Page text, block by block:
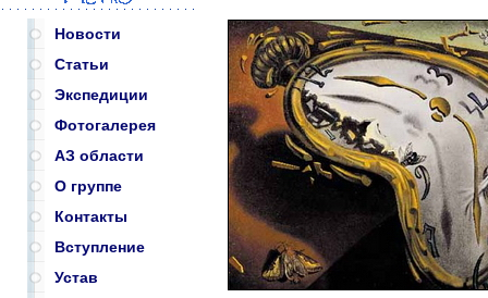
Новости
Статьи
Экспедиции
Фотогалерея
АЗ области
О группе
Контакты
Вступление
Устав